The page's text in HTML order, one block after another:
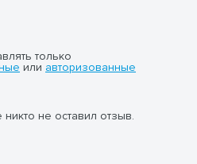
только
или авторизованные
не оставил отзыв.